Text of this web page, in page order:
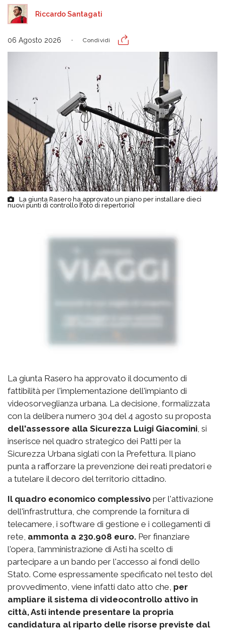
Riccardo Santagati
06 Agosto 2026 Condividi
La giunta Rasero ha approvato un piano per installare dieci
nuovi punti di controllo [foto di repertorio]
La giunta Rasero ha approvato il documento di
fattibilità per l'implementazione dell'impianto di
videosorveglianza urbana. La decisione, formalizzata
con la delibera numero 304 del 4 agosto su proposta
dell'assessore alla Sicurezza Luigi Giacomini, si
inserisce nel quadro strategico dei Patti per la
Sicurezza Urbana siglati con la Prefettura. Il piano
punta a rafforzare la prevenzione dei reati predatori e
a tutelare il decoro del territorio cittadino.
Il quadro economico complessivo per l'attivazione
dell'infrastruttura, che comprende la fornitura di
telecamere, i software di gestione e i collegamenti di
rete, ammonta a 230.908 euro. Per finanziare
l'opera, l’amministrazione di Asti ha scelto di
partecipare a un bando per l'accesso ai fondi dello
Stato. Come espressamente specificato nel testo del
provvedimento, viene infatti dato atto che, per
ampliare il sistema di videocontrollo attivo in
città, Asti intende presentare la propria
candidatura al riparto delle risorse previste dal